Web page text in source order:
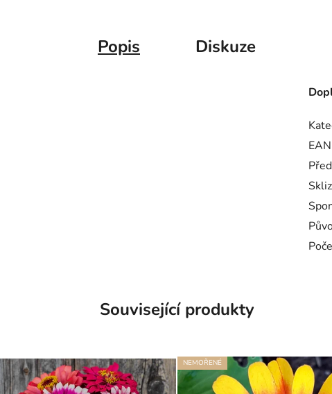
Popis Diskuze
EAN
Související produkty
NEMOŘENÉ